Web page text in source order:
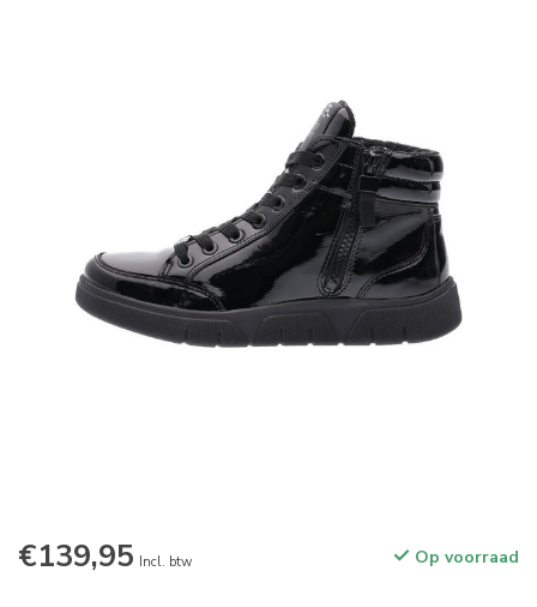
€139,95 Incl. btw Op voorraad